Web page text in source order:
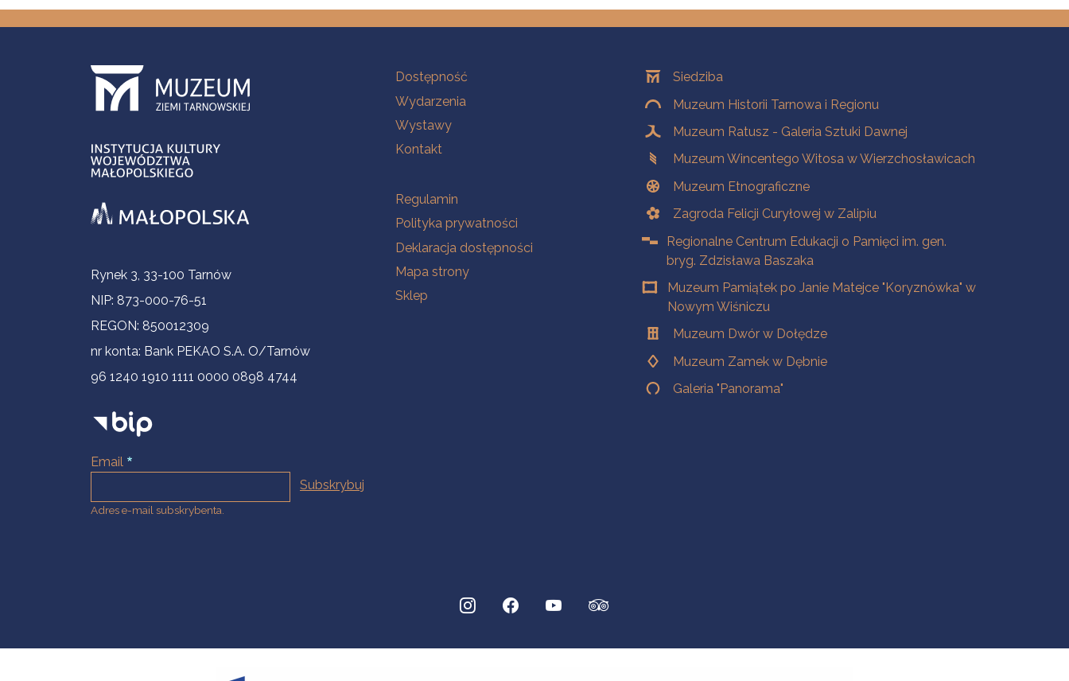
Informacje kontaktowe
Rynek 3, 33-100 Tarnów
NIP: 873-000-76-51
REGON: 850012309
nr konta: Bank PEKAO S.A. O/Tarnów
96 1240 1910 1111 0000 0898 4744
Email
Adres e-mail subskrybenta.
Na skróty
Dostępność
Wydarzenia
Wystawy
Kontakt
Na skróty
Regulamin
Polityka prywatności
Deklaracja dostępności
Mapa strony
Sklep
OddziałySiedziba
Muzeum Historii Tarnowa i Regionu
Muzeum Ratusz - Galeria Sztuki Dawnej
Muzeum Wincentego Witosa w Wierzchosławicach
Muzeum Etnograficzne
Zagroda Felicji Curyłowej w Zalipiu
Regionalne Centrum Edukacji o Pamięci im. gen.
bryg. Zdzisława Baszaka
Muzeum Pamiątek po Janie Matejce "Koryznówka" w
Nowym Wiśniczu
Muzeum Dwór w Dołędze
Muzeum Zamek w Dębnie
Galeria "Panorama"